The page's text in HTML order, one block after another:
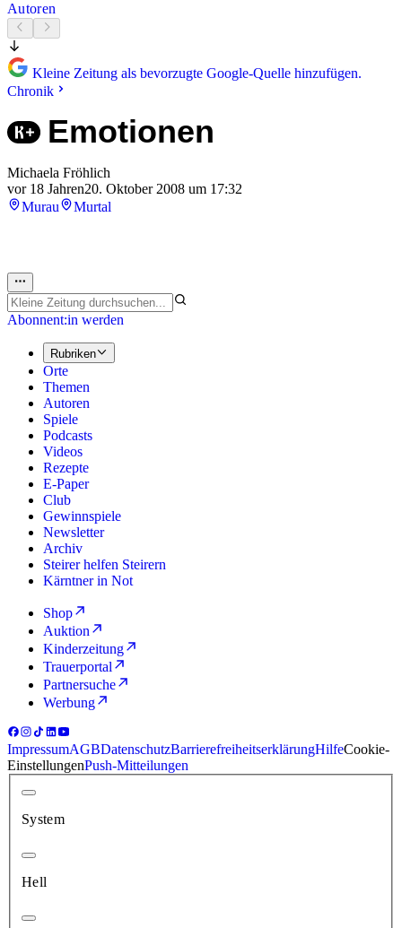
Autoren
Kleine Zeitung als bevorzugte Google-Quelle hinzufügen.
Chronik
Emotionen
Michaela Fröhlich
vor 18 Jahren20. Oktober 2008 um 17:32
Murau
Murtal
Abonnent:in werden
Rubriken
Orte
Themen
Autoren
Spiele
Podcasts
Videos
Rezepte
E-Paper
Club
Gewinnspiele
Newsletter
Archiv
Steirer helfen Steirern
Kärntner in Not
Shop
Auktion
Kinderzeitung
Trauerportal
Partnersuche
Werbung
ImpressumAGBDatenschutzBarrierefreiheitserklärungHilfeCookie-
EinstellungenPush-Mitteilungen
System
Hell